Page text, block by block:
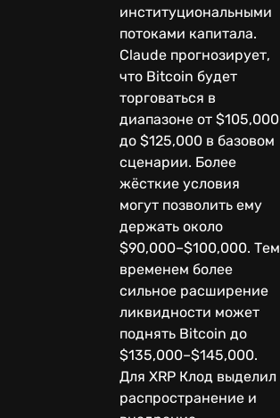
институциональными
потоками капитала.
Claude прогнозирует,
что Bitcoin будет
торговаться в
диапазоне от $105,000
до $125,000 в базовом
сценарии. Более
жёсткие условия
могут позволить ему
держать около
$90,000–$100,000. Тем
временем более
сильное расширение
ликвидности может
поднять Bitcoin до
$135,000–$145,000.
Для XRP Клод выделил
распространение и